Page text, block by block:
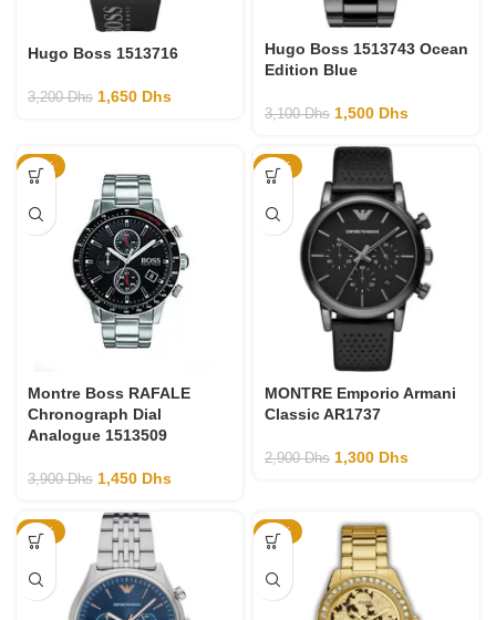
Hugo Boss 1513716
3,200Dhs 1,650 Dhs
Hugo Boss 1513743 Ocean
Edition Blue
3,100Dhs 1,500 Dhs
-63%
Montre Boss RAFALE
Chronograph Dial
Analogue 1513509
3,900Dhs 1,450 Dhs
-55%
MONTRE Emporio Armani
Classic AR1737
2,900Dhs 1,300 Dhs
-52% -55%